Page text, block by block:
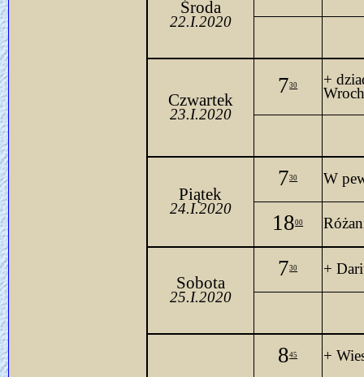
Środa
22.I.2020
Czwartek
23.I.2020
730
+
Piątek
24.I.2020
730 W
1800
Sobota
25.I.2020
730 +
845 +